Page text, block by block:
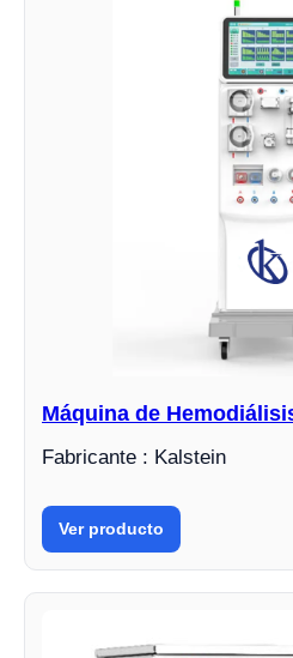
Máquina de
Fabricante : Kalstein
Ver producto